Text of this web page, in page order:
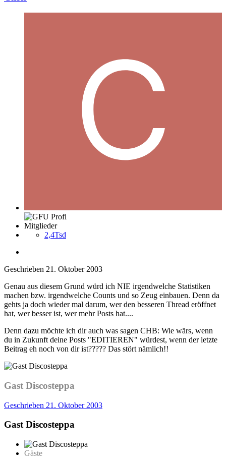
Mitglieder
2,4Tsd
Geschrieben 21. Oktober 2003
Genau aus diesem Grund würd ich NIE irgendwelche Statistiken
machen bzw. irgendwelche Counts und so Zeug einbauen. Denn da
gehts ja doch wieder mal darum, wer den besseren Thread eröffnet
hat, wer besser ist, wer mehr Posts hat....
Denn dazu möchte ich dir auch was sagen CHB: Wie wärs, wenn
du in Zukunft deine Posts "EDITIEREN" würdest, wenn der letzte
Beitrag eh noch von dir ist????? Das stört nämlich!!
Gast Discosteppa
Geschrieben 21. Oktober 2003
Gast Discosteppa
Gäste